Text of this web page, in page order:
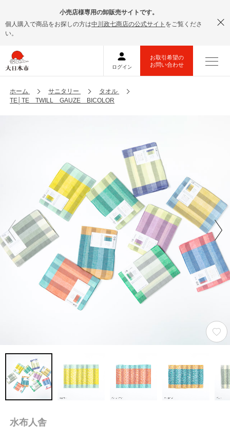
小売店様専用の卸販売サイトです。
個人購入で商品をお探しの方は中川政七商店の公式サイト をご覧くださ
い。
ホーム サニタリー
タオル
TE│TE TWILL GAUZE BICOLOR
水布人舎